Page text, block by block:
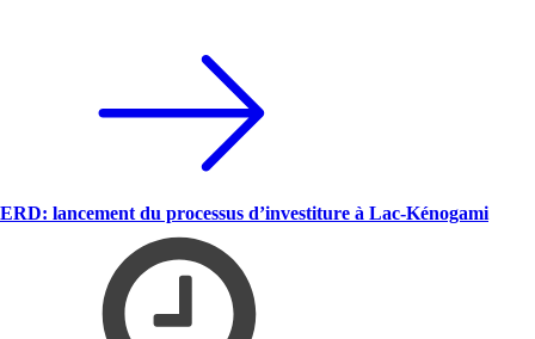
ERD: lancement du processus d’investiture à Lac-Kénogami